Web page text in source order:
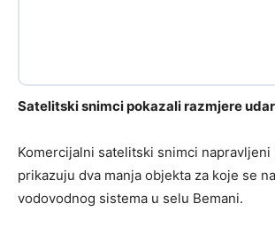
Satelitski snimci pokazali razmjere
Komercijalni satelitski snimci napravljeni
prikazuju dva manja objekta za koje se
vodovodnog sistema u selu Bemani.